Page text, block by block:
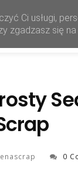
0
Ci usługi,
zgadzasz się